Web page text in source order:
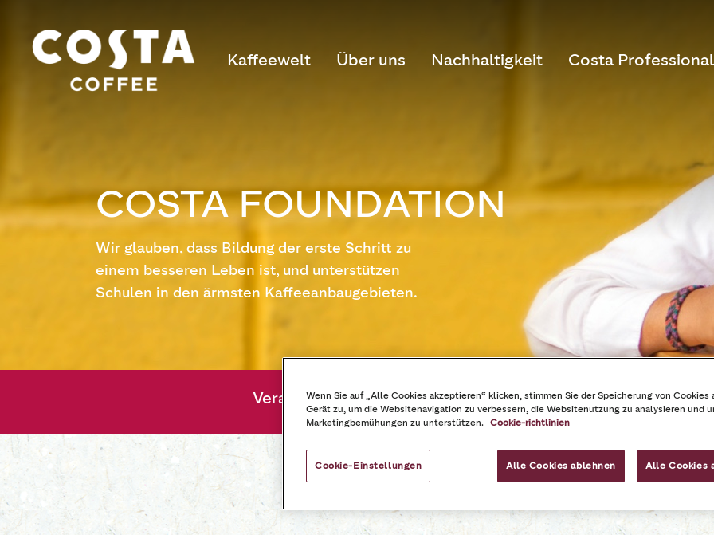
Kaffeewelt Über uns Nachhaltigkeit Costa Professional
COSTA FOUNDATION
Wir glauben, dass Bildung der erste Schritt zu
einem besseren Leben ist, und unterstützen
Schulen in den ärmsten Kaffeeanbaugebieten.
Verantwortung Costa Foundation
Wenn Sie auf „Alle Cookies akzeptieren“ klicken, stimmen Sie der Speicherung von Cookies
Gerät zu, um die Websitenavigation zu verbessern, die Websitenutzung zu analysieren und
Marketingbemühungen zu unterstützen. Cookie-richtlinien
Cookie-Einstellungen Alle Cookies ablehnen Alle Cookies